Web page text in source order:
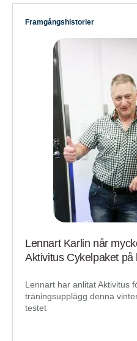
Framgångshistorier
Lennart Karlin når
Aktivitus Cykelpaket på
Lennart har anlitat Aktivitus
träningsupplägg denna
testet